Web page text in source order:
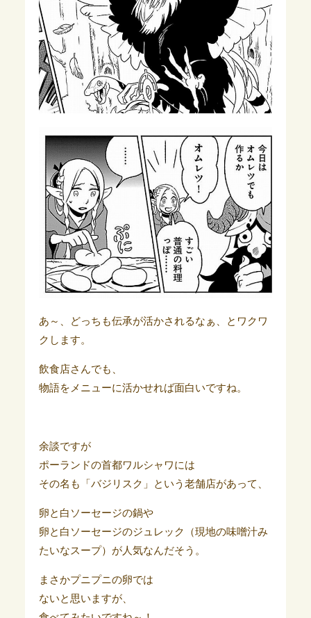
あ～、どっちも伝承が活かされるなぁ、とワクワ
クします。
飲食店さんでも、
物語をメニューに活かせれば面白いですね。
余談ですが
ポーランドの首都ワルシャワには
その名も「バジリスク」という老舗店があって、
卵と白ソーセージの鍋や
卵と白ソーセージのジュレック（現地の味噌汁み
たいなスープ）が人気なんだそう。
まさかプニプニの卵では
ないと思いますが、